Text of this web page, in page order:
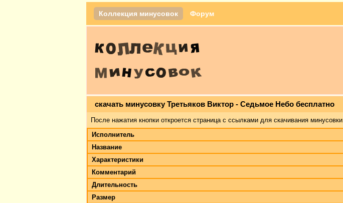
Коллекция минусовок Форум
скачать минусовку Третьяков Виктор - Седьмое Небо бесплатно
После нажатия кнопки откроется страница с ссылками для скачивания минусовки.
Исполнитель
Название
Характеристики
Комментарий
Длительность
Размер